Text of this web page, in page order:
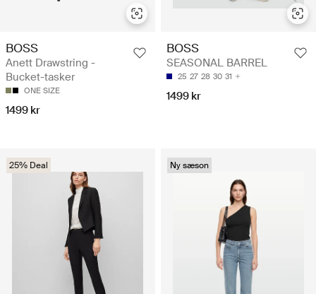
BOSS
Anett Drawstring -
Bucket-tasker
ONE SIZE
1499 kr
BOSS
SEASONAL BARREL
25 27 28 30 31
1499 kr
25% Deal Ny sæson